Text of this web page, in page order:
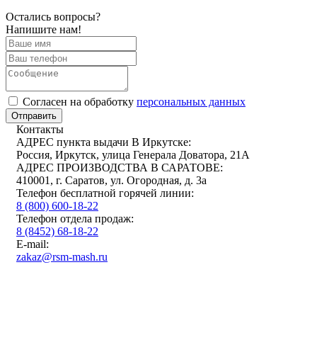
Остались вопросы?
Напишите нам!
Cогласен на обработку персональных данных
Отправить
Контакты
АДРЕС пункта выдачи В Иркутске:
Россия, Иркутск, улица Генерала Доватора, 21А
АДРЕС ПРОИЗВОДСТВА В САРАТОВЕ:
410001, г. Саратов, ул. Огородная, д. 3а
Телефон бесплатной горячей линии:
8 (800) 600-18-22
Телефон отдела продаж:
8 (8452) 68-18-22
E-mail:
zakaz@rsm-mash.ru